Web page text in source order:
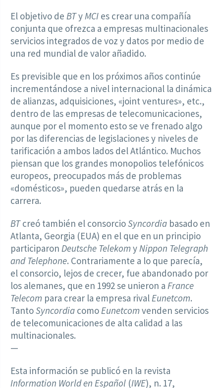
El objetivo de BTyMCI es crear una compañía
conjunta que ofrezca a empresas multinacionales
servicios integrados de voz y datos por medio de
una red mundial de valor añadido.
Es previsible que en los próximos años continúe
incrementándose a nivel internacional la dinámica
de alianzas, adquisiciones, «joint ventures», etc.,
dentro de las empresas de telecomunicaciones,
aunque por el momento esto se ve frenado algo
por las diferencias de legislaciones y niveles de
tarificación a ambos lados del Atlántico. Muchos
piensan que los grandes monopolios telefónicos
europeos, preocupados más de problemas
«domésticos», pueden quedarse atrás en la
carrera.
BTcreó también el consorcioSyncordia basado en
Atlanta, Georgia (EUA) en el que en un principio
participaron Deutsche Telekom yNippon Telegraph
and Telephone. Contrariamente a lo que parecía,
el consorcio, lejos de crecer, fue abandonado por
los alemanes, que en 1992 se unieron a France
Telecom para crear la empresa rivalEunetcom.
TantoSyncordia comoEunetcom venden servicios
de telecomunicaciones de alta calidad a las
multinacionales.
—
Esta información se publicó en la revista
Information World en Español (IWE), n. 17,